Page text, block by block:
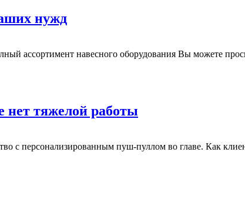
нужд
ассортимент навесного оборудования Вы можете
нет тяжелой работы
с персонализированным пуш-пуллом во главе. Как